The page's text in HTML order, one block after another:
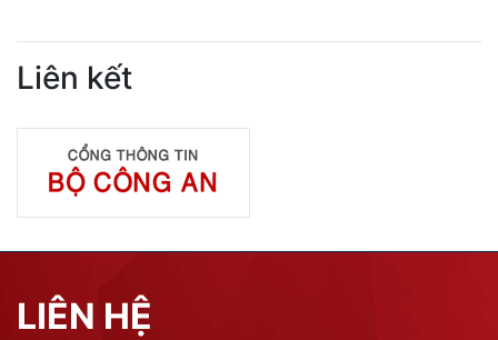
Liên kết
LIÊN HỆ